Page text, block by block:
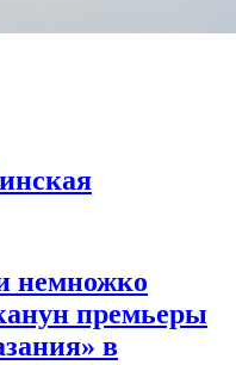
немножко
премьеры
в